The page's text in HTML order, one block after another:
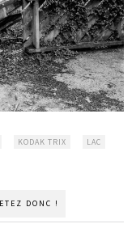
KODAK TRIX LAC
DONC !